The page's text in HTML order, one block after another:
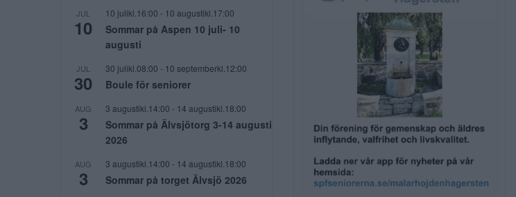
JUL
10
10 julikl.16:00 - 10 augustikl.17:00
Sommar på Aspen 10 juli- 10
augusti
JUL
30
30 julikl.08:00 - 10 septemberkl.12:00
Boule för seniorer
AUG
3
3 augustikl.14:00 - 14 augustikl.18:00
Sommar på Älvsjötorg 3-14 augusti
2026
AUG
3
3 augustikl.14:00 - 14 augustikl.18:00
Sommar på torget Älvsjö 2026